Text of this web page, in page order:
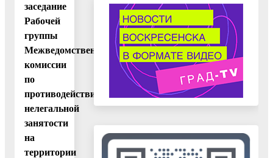
заседание
Рабочей
группы
Межведомственной
комиссии
по
противодействию
нелегальной
занятости
на
территории